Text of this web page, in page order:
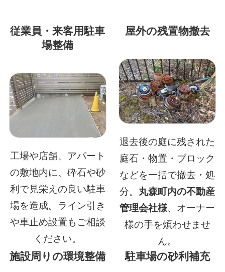
従業員・来客用駐車
場整備
工場や店舗、アパート
の敷地内に、砕石や砂
利で見栄えの良い駐車
場を造成。ライン引き
や車止め設置もご相談
ください。
屋外の残置物撤去
退去後の庭に残された
庭石・物置・ブロック
などを一括で撤去・処
分。 丸森町内の不動産
管理会社様、オーナー
様の手を煩わせませ
ん。
施設周りの環境整備 駐車場の砂利補充